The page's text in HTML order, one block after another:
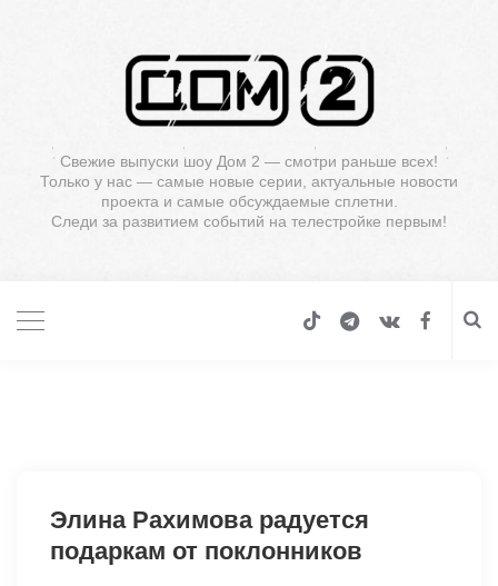
Свежие выпуски шоу Дом 2 — смотри раньше всех!
Только у нас — самые новые серии, актуальные новости
проекта и самые обсуждаемые сплетни.
Следи за развитием событий на телестройке первым!
Элина Рахимова радуется
подаркам от поклонников